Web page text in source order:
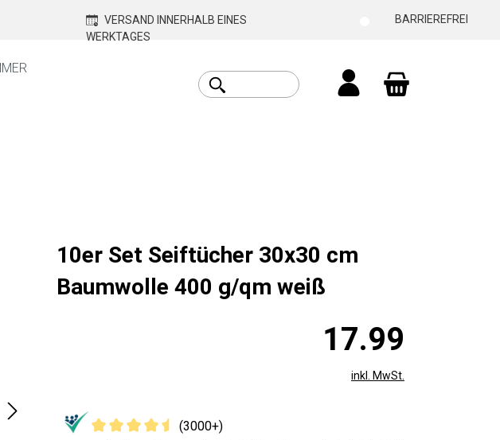
VERSAND INNERHALB EINES
WERKTAGES
BARRIEREFREI
10er Set Seiftücher 30x30 cm
Baumwolle 400 g/qm weiß
17.99
inkl. MwSt.
(3000+)